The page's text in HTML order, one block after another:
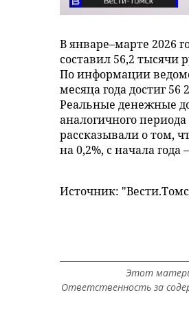
В январе–марте 2026
составил 56,2 тысячи
По информации
месяца года достиг 56
Реальные денежные
аналогичного
рассказывали о том,
на 0,2%, с начала года
Источник:
Этот
Ответственность за